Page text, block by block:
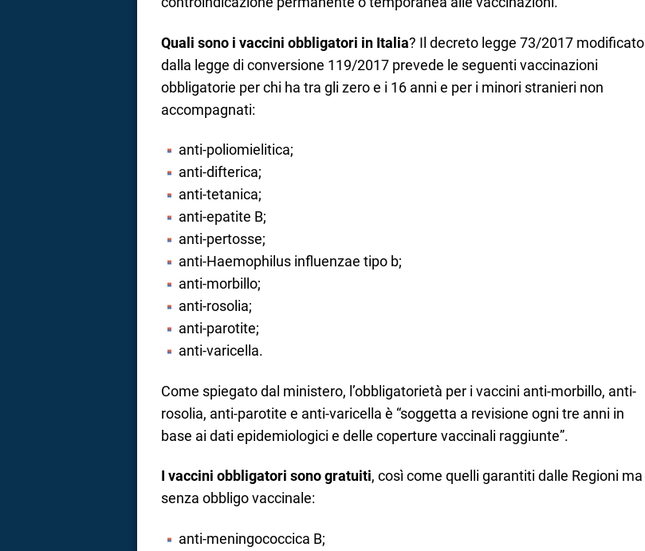
Quali sono i vaccini obbligatori in Italia? Il decreto legge 73/2017 modificato
dalla legge di conversione 119/2017 prevede le seguenti vaccinazioni
obbligatorie per chi ha tra gli zero e i 16 anni e per i minori stranieri non
accompagnati:
anti-poliomielitica;
anti-difterica;
anti-tetanica;
anti-epatite B;
anti-pertosse;
anti-Haemophilus influenzae tipo b;
anti-morbillo;
anti-rosolia;
anti-parotite;
anti-varicella.
Come spiegato dal ministero, l’obbligatorietà per i vaccini anti-morbillo, anti-
rosolia, anti-parotite e anti-varicella è “soggetta a revisione ogni tre anni in
base ai dati epidemiologici e delle coperture vaccinali raggiunte”.
I vaccini obbligatori sono gratuiti, così come quelli garantiti dalle Regioni ma
senza obbligo vaccinale:
anti-meningococcica B;